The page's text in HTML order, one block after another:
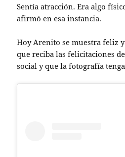
Sentía atracción. Era algo
afirmó en esa instancia.
Hoy Arenito se muestra feliz
que reciba las felicitaciones
social y que la fotografía